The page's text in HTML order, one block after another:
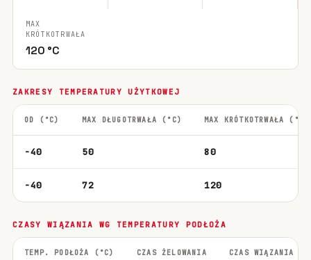
MAX
KRÓTKOTRWAŁA
120 °C
ZAKRESY TEMPERATURY UŻYTKOWEJ
OD (°C) MAX DŁUGOTRWAŁA (°C) MAX KRÓTKOTRWAŁA (°C)
-40 50 80
-40 72 120
CZASY WIĄZANIA WG TEMPERATURY PODŁOŻA
TEMP. PODŁOŻA (°C) CZAS ŻELOWANIA CZAS WIĄZANIA